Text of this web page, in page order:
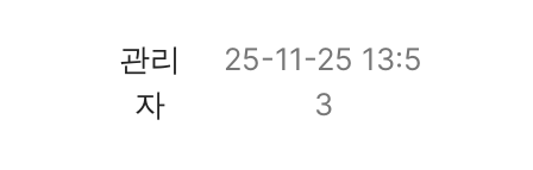
관리
자
25-11-25 13:5
3